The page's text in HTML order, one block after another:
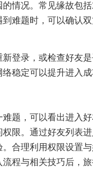
情况。常见缘故包
难题时，可以确认
登录，或检查好友
稳定可以提升进入成
题，可以看出进入
限。通过好友列表
合理利用权限设置
程与相关技巧后，